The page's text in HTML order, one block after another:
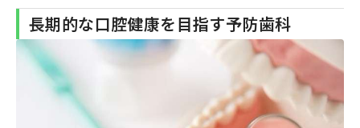
長期的な口腔健康を目指す予防歯科